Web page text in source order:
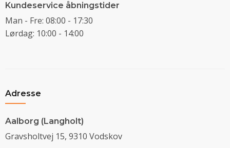
Kundeservice åbningstider
Man - Fre: 08:00 - 17:30
Lørdag: 10:00 - 14:00
Adresse
Aalborg (Langholt)
Gravsholtvej 15, 9310 Vodskov